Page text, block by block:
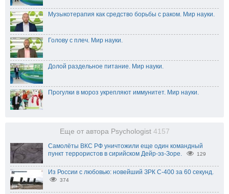
Музыкотерапия как средство борьбы с раком. Мир науки.
Голову с плеч. Мир науки.
Долой раздельное питание. Мир науки.
Прогулки в мороз укрепляют иммунитет. Мир науки.
Еще от автора Psychologist 4157
Самолёты ВКС РФ уничтожили еще один командный
пункт террористов в сирийском Дейр-эз-Зоре.
129
Из России с любовью: новейший ЗРК С-400 за 60 секунд.
374